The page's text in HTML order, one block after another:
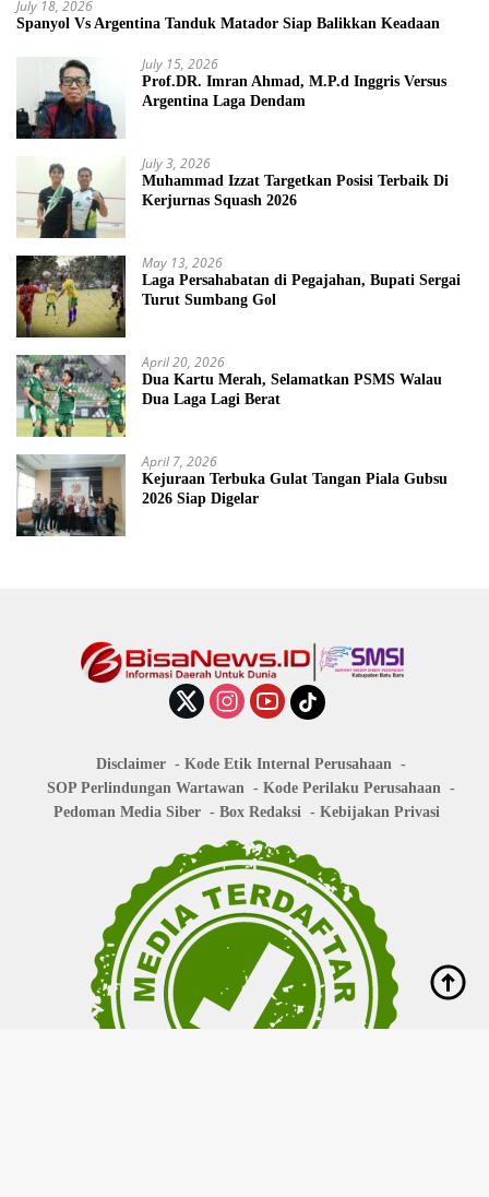
July 18, 2026
Spanyol Vs Argentina Tanduk Matador Siap Balikkan Keadaan
July 15, 2026
Prof.DR. Imran Ahmad, M.P.d Inggris Versus
Argentina Laga Dendam
July 3, 2026
Muhammad Izzat Targetkan Posisi Terbaik Di
Kerjurnas Squash 2026
May 13, 2026
Laga Persahabatan di Pegajahan, Bupati Sergai
Turut Sumbang Gol
April 20, 2026
Dua Kartu Merah, Selamatkan PSMS Walau
Dua Laga Lagi Berat
April 7, 2026
Kejuraan Terbuka Gulat Tangan Piala Gubsu
2026 Siap Digelar
Disclaimer
Kode Etik Internal Perusahaan
SOP Perlindungan Wartawan
Kode Perilaku Perusahaan
Pedoman Media Siber
Box Redaksi Kebijakan Privasi